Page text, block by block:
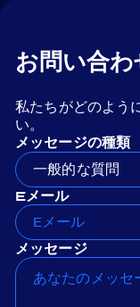
お問い合わ
私たちがどのよう
い。
メッセージの種類
一般的な質問
Eメール
メッセージ